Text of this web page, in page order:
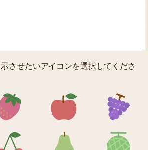
させたいアイコンを選択してくださ
ン1 アイコン2 アイコン3
ン5 アイコン6 アイコン7